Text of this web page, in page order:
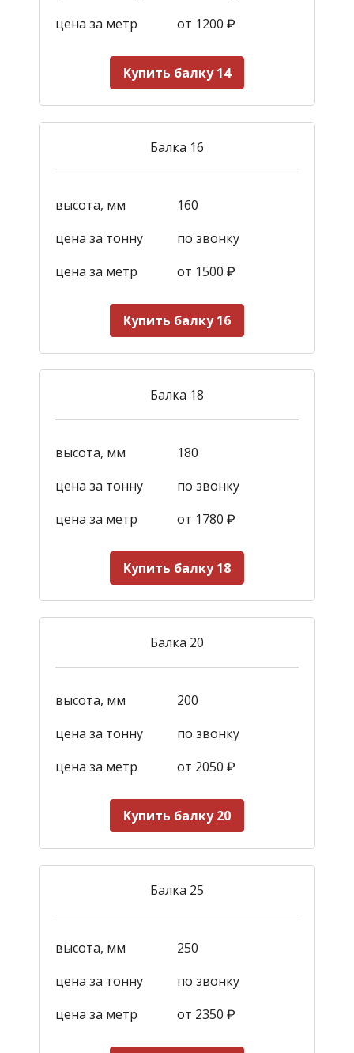
цена за метр
от 1200 ₽
Купить балку 14
Балка 16
высота, мм
160
цена за тонну
по звонку
цена за метр
от 1500 ₽
Купить балку 16
Балка 18
высота, мм
180
цена за тонну
по звонку
цена за метр
от 1780 ₽
Купить балку 18
Балка 20
высота, мм
200
цена за тонну
по звонку
цена за метр
от 2050 ₽
Купить балку 20
Балка 25
высота, мм
250
цена за тонну
по звонку
цена за метр
от 2350 ₽